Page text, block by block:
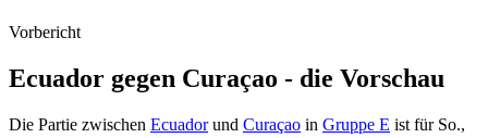
Vorbericht
Ecuador gegen Curaçao - die Vorschau
Die Partie zwischen Ecuadorund Curaçao in Gruppe E ist für So.,